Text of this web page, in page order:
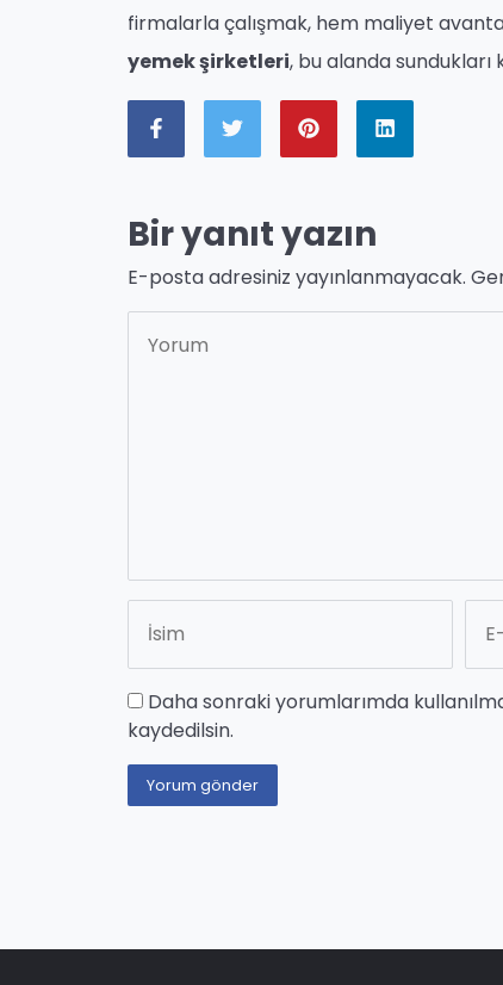
firmalarla çalışmak, hem maliyet
yemek şirketleri, bu alanda
Bir yanıt yazın
E-posta adresiniz yayınlanmayacak.
Daha sonraki yorumlarımda
kaydedilsin.